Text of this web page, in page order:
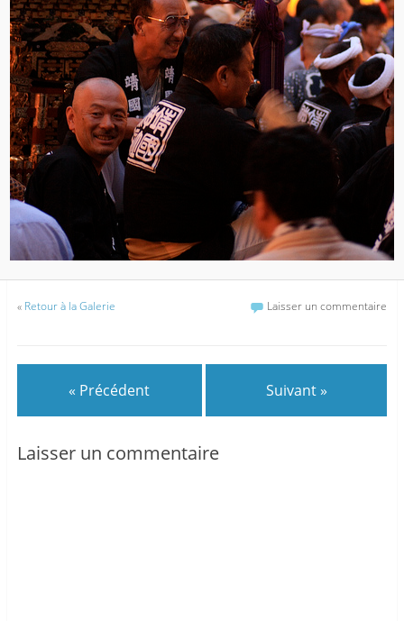
« Retour à la Galerie Laisser un commentaire
« Précédent Suivant »
Laisser un commentaire